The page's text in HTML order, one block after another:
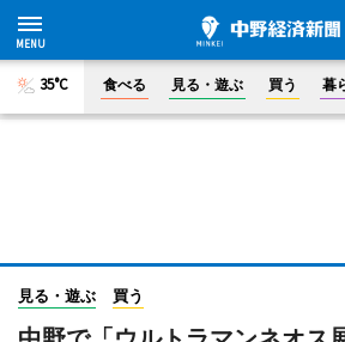
35°C 食べる 見る・遊ぶ 買う 暮
見る・遊ぶ 買う